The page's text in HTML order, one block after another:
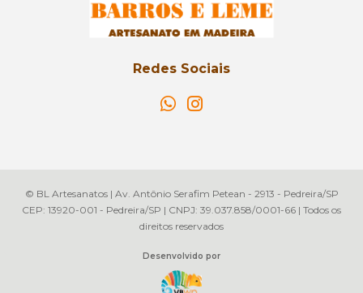
Redes Sociais
© BL Artesanatos | Av. Antônio Serafim Petean - 2913 - Pedreira/SP
CEP: 13920-001 - Pedreira/SP | CNPJ: 39.037.858/0001-66 | Todos os
direitos reservados
Desenvolvido por